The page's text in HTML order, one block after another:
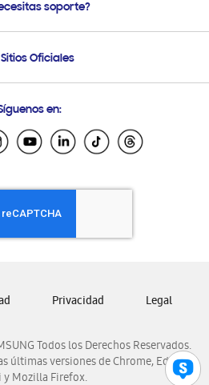
Soporte
de Compra
soporte?
vía eMail
Sitios Oficiales
Ecuador
El Salvador
Honduras
Nicaragua
Panamá
Venezuela
en:
Todos los Derechos Reservados.
últimas versiones de Chrome, Edge,
y Mozilla Firefox.
Privacidad Legal